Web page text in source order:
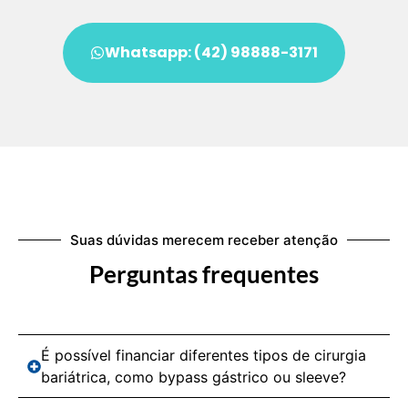
Whatsapp: (42) 98888-3171
Suas dúvidas merecem receber atenção
Perguntas frequentes
É possível financiar diferentes tipos de cirurgia
bariátrica, como bypass gástrico ou sleeve?